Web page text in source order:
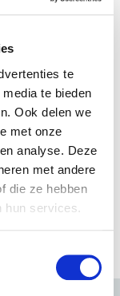
te
te bieden
Ook delen we
met onze
analyse. Deze
met andere
die ze hebben
hun services.